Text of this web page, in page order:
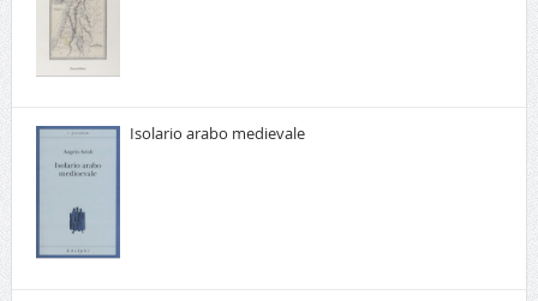
Isolario arabo medievale